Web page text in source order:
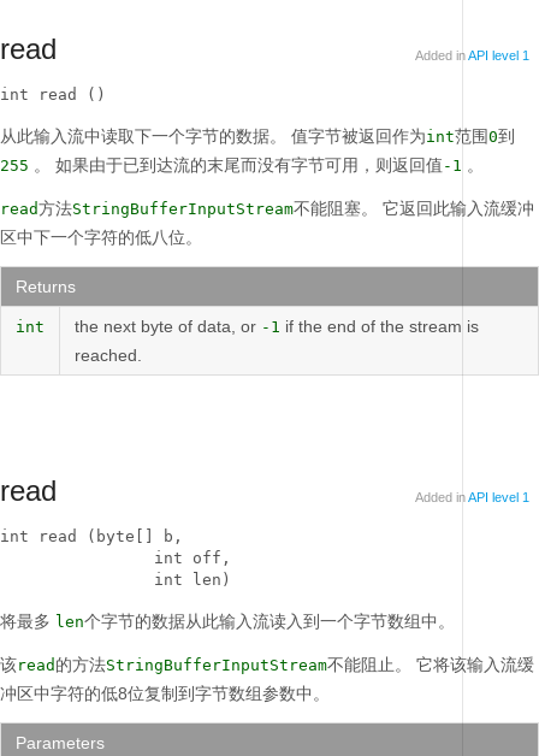
read Added inAPI level 1
int read ()
从此输入流中读取下一个字节的数据。 值字节被返回作为int范围0到
255 。 如果由于已到达流的末尾而没有字节可用，则返回值 -1 。
read方法StringBufferInputStream不能阻塞。
它返回此输入流缓冲
区中下一个字符的低八位。
Returns
int the next byte of data, or -1 if the end of the stream is
reached.
read Added inAPI level 1
int read (byte[] b,
                int off,
                int len)
将最多 len个字节的数据从此输入流读入到一个字节数组中。
该read 的方法StringBufferInputStream不能阻止。
它将该输入流缓
冲区中字符的低8位复制到字节数组参数中。
Parameters